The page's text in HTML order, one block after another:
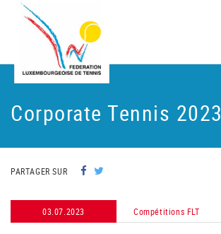
Corporate Tennis 2023
PARTAGER SUR
03.07.2023 Compétitions FLT